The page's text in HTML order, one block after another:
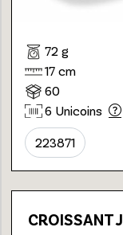
72 g
17 cm
60
6 Unicoins
223871
CROISSANT